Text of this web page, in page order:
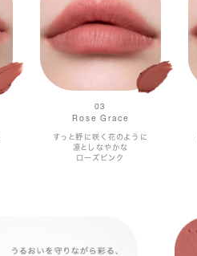
03
Rose Grace
すっと野に咲く花のように
凛としなやかな
ローズピンク